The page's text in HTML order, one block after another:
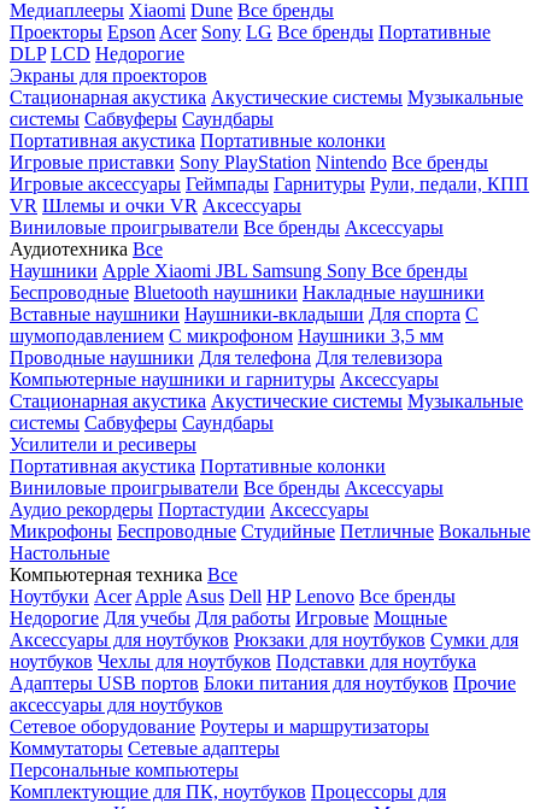
Медиаплееры Xiaomi Dune Все бренды
Проекторы Epson Acer Sony LG Все бренды Портативные
DLP LCD Недорогие
Экраны для проекторов
Стационарная акустика Акустические системы Музыкальные
системы Сабвуферы Саундбары
Портативная акустика Портативные колонки
Игровые приставки Sony PlayStation Nintendo Все бренды
Игровые аксессуары Геймпады Гарнитуры Рули, педали, КПП
VR Шлемы и очки VR Аксессуары
Виниловые проигрыватели Все бренды Аксессуары
Аудиотехника Все
Наушники Apple Xiaomi JBL Samsung Sony Все бренды
Беспроводные Bluetooth наушники Накладные наушники
Вставные наушники Наушники-вкладыши Для спорта С
шумоподавлением С микрофоном Наушники 3,5 мм
Проводные наушники Для телефона Для телевизора
Компьютерные наушники и гарнитуры Аксессуары
Стационарная акустика Акустические системы Музыкальные
системы Сабвуферы Саундбары
Усилители и ресиверы
Портативная акустика Портативные колонки
Виниловые проигрыватели Все бренды Аксессуары
Аудио рекордеры Портастудии Аксессуары
Микрофоны Беспроводные Студийные Петличные Вокальные
Настольные
Компьютерная техника Все
Ноутбуки Acer Apple Asus Dell HP Lenovo Все бренды
Недорогие Для учебы Для работы Игровые Мощные
Аксессуары для ноутбуков Рюкзаки для ноутбуков Сумки для
ноутбуков Чехлы для ноутбуков Подставки для ноутбука
Адаптеры USB портов Блоки питания для ноутбуков Прочие
аксессуары для ноутбуков
Сетевое оборудование Роутеры и маршрутизаторы
Коммутаторы Сетевые адаптеры
Персональные компьютеры
Комплектующие для ПК, ноутбуков Процессоры для